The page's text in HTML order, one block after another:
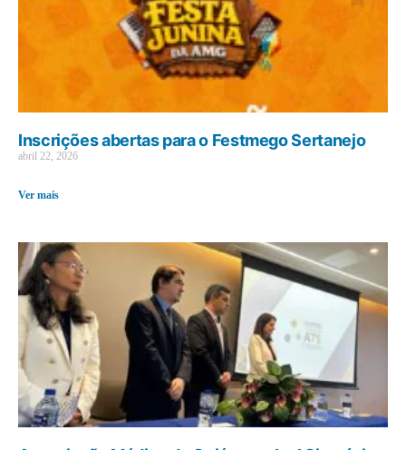
Inscrições abertas para o Festmego Sertanejo
abril 22, 2026
Ver mais